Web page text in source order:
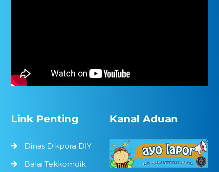
Link Penting
Dinas Dikpora DIY
Balai Tekkomdik
Kanal Aduan